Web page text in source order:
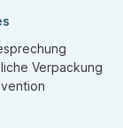
Verpackung